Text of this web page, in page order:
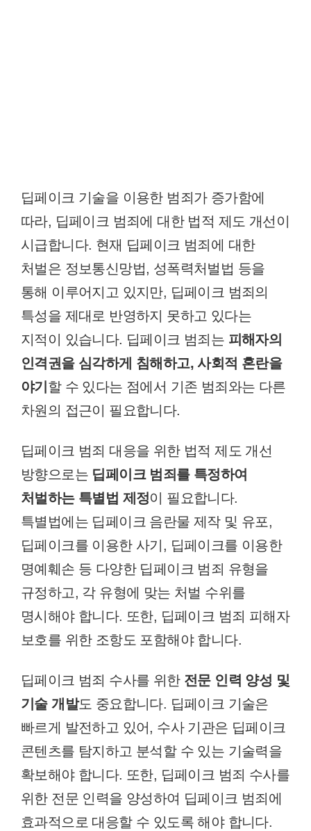
딥페이크 기술을 이용한 범죄가 증가함에
따라, 딥페이크 범죄에 대한 법적 제도 개선이
시급합니다. 현재 딥페이크 범죄에 대한
처벌은 정보통신망법, 성폭력처벌법 등을
통해 이루어지고 있지만, 딥페이크 범죄의
특성을 제대로 반영하지 못하고 있다는
지적이 있습니다. 딥페이크 범죄는 피해자의
인격권을 심각하게 침해하고, 사회적 혼란을
야기 할 수 있다는 점에서 기존 범죄와는 다른
차원의 접근이 필요합니다.
딥페이크 범죄 대응을 위한 법적 제도 개선
방향으로는 딥페이크 범죄를 특정하여
처벌하는 특별법 제정이 필요합니다.
특별법에는 딥페이크 음란물 제작 및 유포,
딥페이크를 이용한 사기, 딥페이크를 이용한
명예훼손 등 다양한 딥페이크 범죄 유형을
규정하고, 각 유형에 맞는 처벌 수위를
명시해야 합니다. 또한, 딥페이크 범죄 피해자
보호를 위한 조항도 포함해야 합니다.
딥페이크 범죄 수사를 위한 전문 인력 양성 및
기술 개발도 중요합니다. 딥페이크 기술은
빠르게 발전하고 있어, 수사 기관은 딥페이크
콘텐츠를 탐지하고 분석할 수 있는 기술력을
확보해야 합니다. 또한, 딥페이크 범죄 수사를
위한 전문 인력을 양성하여 딥페이크 범죄에
효과적으로 대응할 수 있도록 해야 합니다.